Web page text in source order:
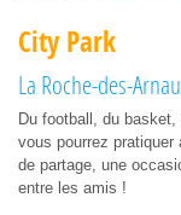
City Park
La Roche-des-
Du football, du
vous pourrez pratiquer
de partage, une
entre les amis !